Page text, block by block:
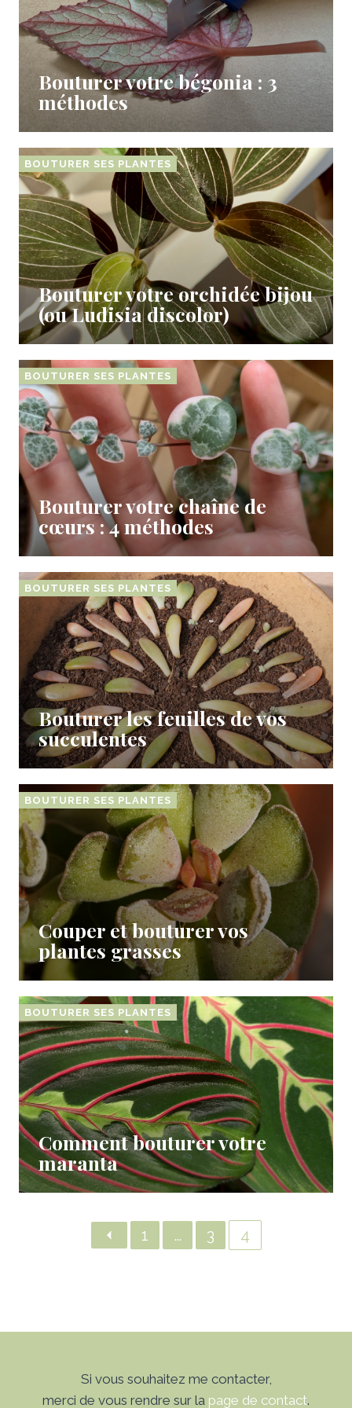
Bouturer votre bégonia : 3
méthodes
BOUTURER SES PLANTES
Bouturer votre orchidée bijou
(ou Ludisia discolor)
BOUTURER SES PLANTES
Bouturer votre chaîne de
cœurs : 4 méthodes
BOUTURER SES PLANTES
Bouturer les feuilles de vos
succulentes
BOUTURER SES PLANTES
Couper et bouturer vos
plantes grasses
BOUTURER SES PLANTES
Comment bouturer votre
maranta
1 … 3 4
Si vous souhaitez me contacter,
merci de vous rendre sur la page de contact.